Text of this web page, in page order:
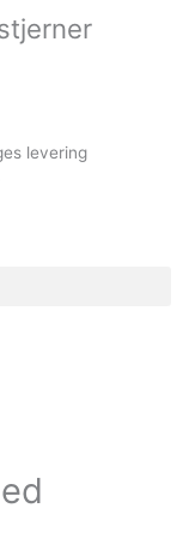
levering